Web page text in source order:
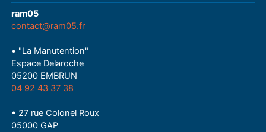
ram05
contact@ram05.fr
• "La Manutention"
Espace Delaroche
05200 EMBRUN
04 92 43 37 38
• 27 rue Colonel Roux
05000 GAP